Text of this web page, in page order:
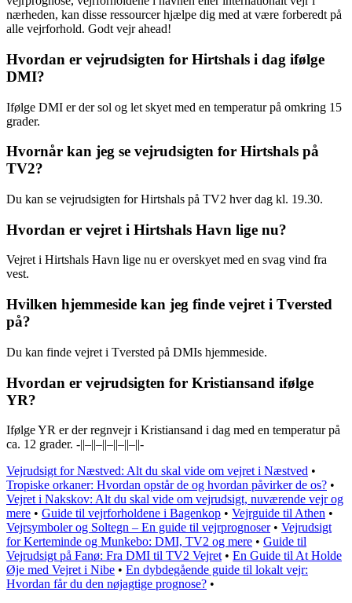
nærheden, kan disse ressourcer hjælpe dig med at være forberedt på
alle vejrforhold. Godt vejr ahead!
Hvordan er vejrudsigten for Hirtshals i dag ifølge
DMI?
Ifølge DMI er der sol og let skyet med en temperatur på omkring 15
grader.
Hvornår kan jeg se vejrudsigten for Hirtshals på
TV2?
Du kan se vejrudsigten for Hirtshals på TV2 hver dag kl. 19.30.
Hvordan er vejret i Hirtshals Havn lige nu?
Vejret i Hirtshals Havn lige nu er overskyet med en svag vind fra
vest.
Hvilken hjemmeside kan jeg finde vejret i Tversted
på?
Du kan finde vejret i Tversted på DMIs hjemmeside.
Hvordan er vejrudsigten for Kristiansand ifølge
YR?
Ifølge YR er der regnvejr i Kristiansand i dag med en temperatur på
ca. 12 grader. -||–||–||–||–||–||-
Vejrudsigt for Næstved: Alt du skal vide om vejret i Næstved •
Tropiske orkaner: Hvordan opstår de og hvordan påvirker de os? •
Vejret i Nakskov: Alt du skal vide om vejrudsigt, nuværende vejr og
mere • Guide til vejrforholdene i Bagenkop • Vejrguide til Athen •
Vejrsymboler og Soltegn – En guide til vejrprognoser• Vejrudsigt
for Kerteminde og Munkebo: DMI, TV2 og mere • Guide til
Vejrudsigt på Fanø: Fra DMI til TV2 Vejret • En Guide til At Holde
Øje med Vejret i Nibe • En dybdegående guide til lokalt vejr:
Hvordan får du den nøjagtige prognose? •